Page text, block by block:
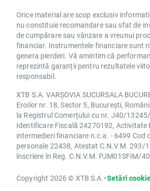
Orice material are scop exclusiv
nu constituie recomandare sau sfat de
de cumpărare sau vânzare a vreunui
financiar. Instrumentele financiare sunt
genera pierderi. Vă amintim că
reprezintă garanții pentru rezultatele
responsabil.
XTB S.A. VARȘOVIA SUCURSALA
Eroilor nr. 18, Sector 5, București,
la Registrul Comerțului cu nr. J40/
Identificare Fiscală 24270192, Activitate
intermedieri financiare n.c.a. - 6499 Cod
personale 22438, Atestat C.N.V.M. 293/
înscriere în Reg. C.N.V.M. PJM01SFIM/
Copyright 2026 © XTB S.A.•Setări